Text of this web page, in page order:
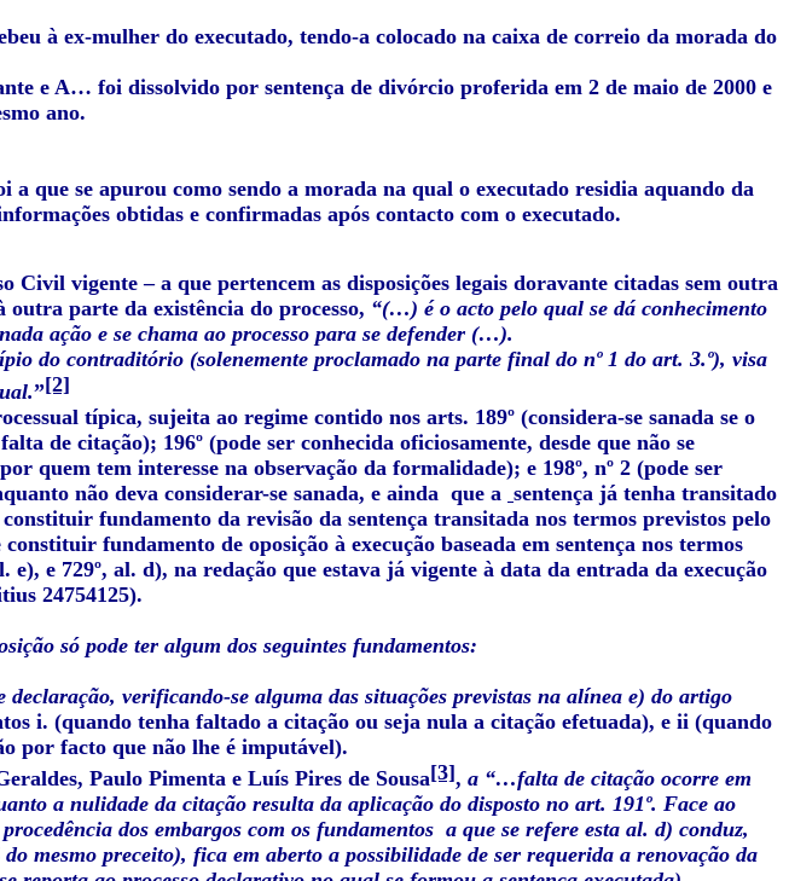
à ex-mulher do executado, tendo-a colocado na caixa de correio da morada do
e A… foi dissolvido por sentença de divórcio proferida em 2 de maio de 2000 e
ano.
que se apurou como sendo a morada na qual o executado residia aquando da
obtidas e confirmadas após contacto com o executado.
Civil vigente – a que pertencem as disposições legais doravante citadas sem outra
outra parte da existência do processo, “(…) é o acto pelo qual se dá conhecimento
ação e se chama ao processo para se defender (…).
do contraditório (solenemente proclamado na parte final do nº 1 do art. 3.º), visa
”[2]
típica, sujeita ao regime contido nos arts. 189º (considera-se sanada se o
de citação); 196º (pode ser conhecida oficiosamente, desde que não se
quem tem interesse na observação da formalidade); e 198º, nº 2 (pode ser
não deva considerar-se sanada, e ainda que a sentença já tenha transitado
fundamento da revisão da sentença transitada nos termos previstos pelo
constituir fundamento de oposição à execução baseada em sentença nos termos
e), e 729º, al. d), na redação que estava já vigente à data da entrada da execução
24754125).
só pode ter algum dos seguintes fundamentos:
verificando-se alguma das situações previstas na alínea e) do artigo
i. (quando tenha faltado a citação ou seja nula a citação efetuada), e ii (quando
por facto que não lhe é imputável).
Paulo Pimenta e Luís Pires de Sousa[3], a “…falta de citação ocorre em
a nulidade da citação resulta da aplicação do disposto no art. 191º. Face ao
dos embargos com os fundamentos a que se refere esta al. d) conduz,
mesmo preceito), fica em aberto a possibilidade de ser requerida a renovação da